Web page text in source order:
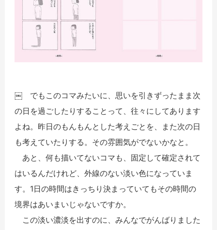
￼ でもこのコマみたいに、思いを引きずったまま次
の日を過ごしたりすることって、往々にしてあります
よね。昨日のもんもんとした考えごとを、また次の日
も考えていたりする。その雰囲気がでないかなと。
あと、何も描いてないコマも、固定して確定されて
はいるんだけれど、外線のない淡い色になっていま
す。1日の時間はきっちり決まっていてもその時間の
境界はあいまいじゃないですか。
この淡い濃淡を出すのに、みんなでがんばりました